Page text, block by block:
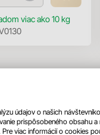
viac ako 10 kg
údajov o našich
prispôsobeného obsahu a
viac informácií o cookies